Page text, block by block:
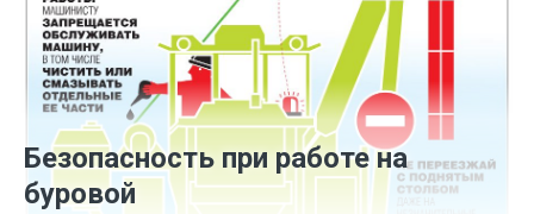
Безопасность при работе на
буровой